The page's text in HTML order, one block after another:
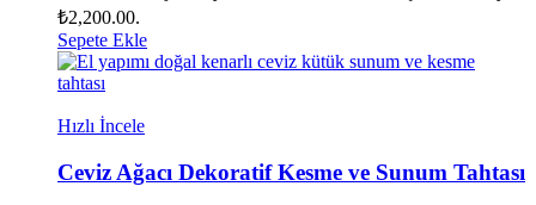
₺2,200.00.
Sepete Ekle
Hızlı İncele
Ceviz Ağacı Dekoratif Kesme ve Sunum Tahtası